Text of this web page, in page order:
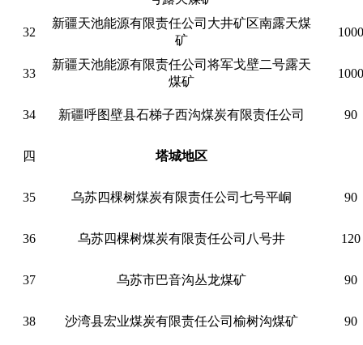
32
新疆天池能源有限责任公司大井矿区南露天煤
矿
1000
33
新疆天池能源有限责任公司将军戈壁二号露天
煤矿
1000
34 新疆呼图壁县石梯子西沟煤炭有限责任公司 90
四 塔城地区
35 乌苏四棵树煤炭有限责任公司七号平峒 90
36 乌苏四棵树煤炭有限责任公司八号井 120
37 乌苏市巴音沟丛龙煤矿 90
38 沙湾县宏业煤炭有限责任公司榆树沟煤矿 90